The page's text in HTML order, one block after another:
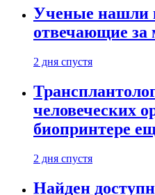
Ученые нашли
отвечающие
2 дня спустя
человеческих
биопринтере
2 дня спустя
Найден